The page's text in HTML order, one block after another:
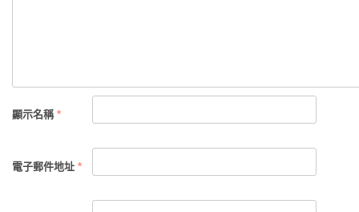
顯示名稱 *
電子郵件地址 *